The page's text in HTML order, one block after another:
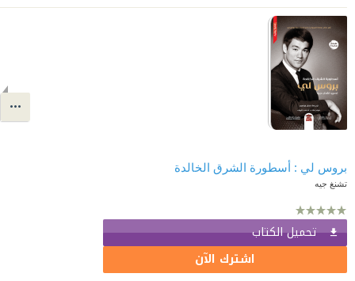
بروس لي : أسطورة الشرق الخالدة
تشنغ جيه
تحميل الكتاب
اشترك الآن